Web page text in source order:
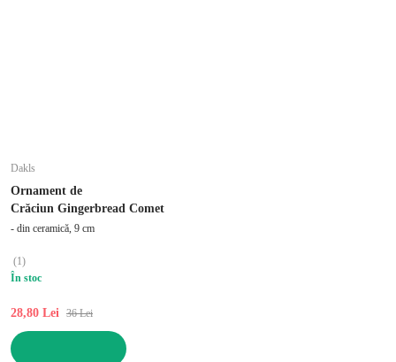
Dakls
Ornament de
Crăciun Gingerbread Comet
- din ceramică, 9 cm
(1)
În stoc
28,80 Lei 36 Lei